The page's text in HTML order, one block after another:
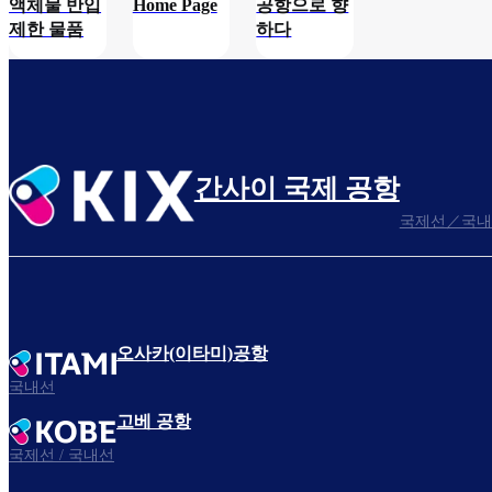
액체물 반입
제한 물품
Home Page
공항으로 향
하다
간사이 국제 공항
국제선／국
오사카(이타미)공항
국내선
고베 공항
국제선 / 국내선